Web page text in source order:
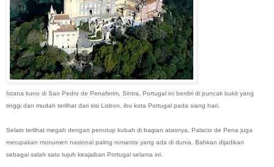
Istana kuno di Sao Pedro de Penaferim, Sintra, Portugal ini berdiri di puncak bukit yang
tinggi dan mudah terlihat dari sisi Lisbon, ibu kota Portugal pada siang hari.
Selain terlihat megah dengan penutup kubah di bagian atasnya, Palacio de Pena juga
merupakan monumen nasional paling romantis yang ada di dunia. Bahkan dijadikan
sebagai salah satu tujuh keajaiban Portugal selama ini.